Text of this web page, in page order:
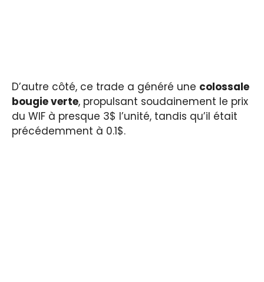
D’autre côté, ce trade a généré une colossale
bougie verte, propulsant soudainement le prix
du WIF à presque 3$ l’unité, tandis qu’il était
précédemment à 0.1$.